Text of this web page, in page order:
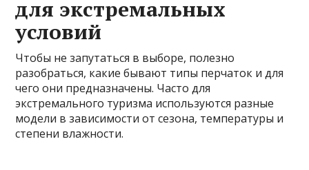
для экстремальных
условий
Чтобы не запутаться в выборе, полезно
разобраться, какие бывают типы перчаток и для
чего они предназначены. Часто для
экстремального туризма используются разные
модели в зависимости от сезона, температуры и
степени влажности.